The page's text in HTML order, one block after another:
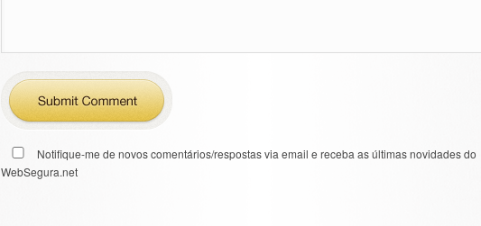
Notifique-me de novos comentários/respostas via email e receba as últimas novidades do
WebSegura.net